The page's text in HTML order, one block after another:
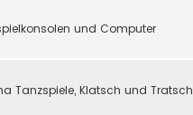
und Computer
Tanzspiele, Klatsch und Tratsch